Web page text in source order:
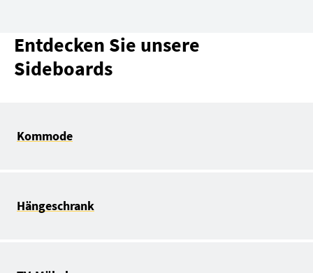
Entdecken Sie unsere
Sideboards
Kommode
Hängeschrank